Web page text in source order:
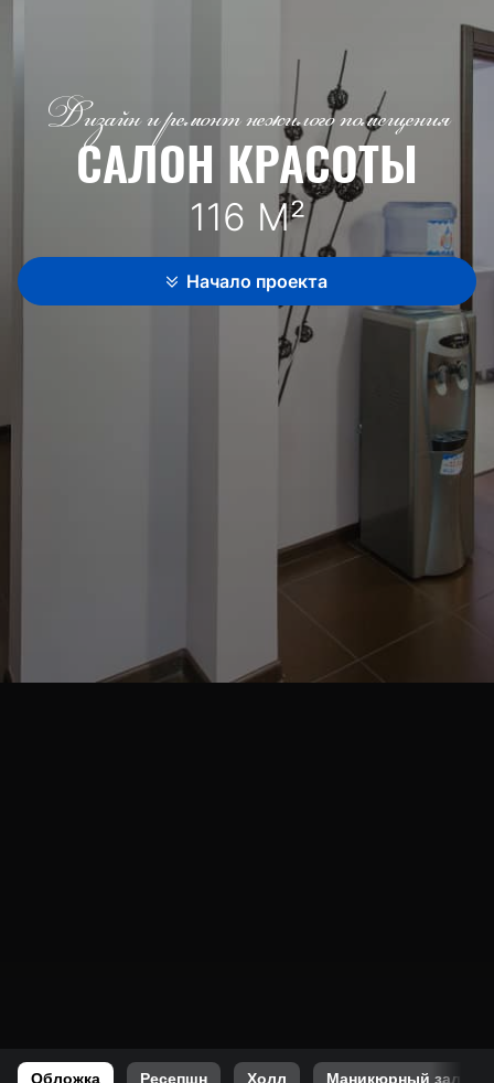
Дизайн и ремонт нежилого помещения
САЛОН КРАСОТЫ
116 М²
Начало проекта
Обложка Ресепшн Холл Маникюрный зал